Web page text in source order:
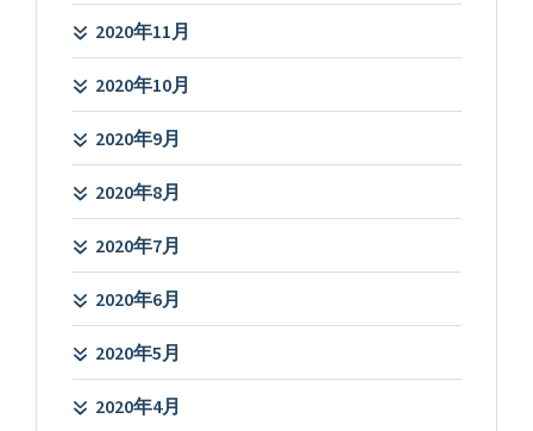
2020年11月
2020年10月
2020年9月
2020年8月
2020年7月
2020年6月
2020年5月
2020年4月